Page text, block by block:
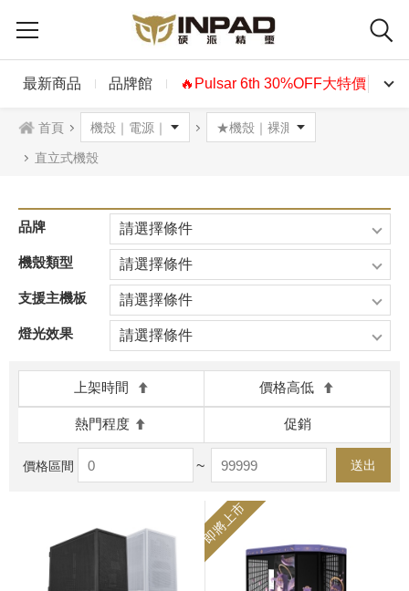
最新商品 品牌館 🔥Pulsar 6th 30%OFF大特價🔥
首頁
直立式機殼
品牌 請選擇條件
機殼類型 請選擇條件
支援主機板 請選擇條件
燈光效果 請選擇條件
上架時間 價格高低
熱門程度 促銷
價格區間 ~ 送出
即將上市